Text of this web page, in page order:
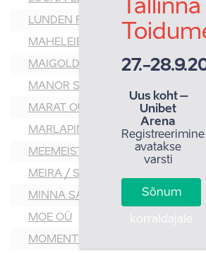
LUNDEN FOOD OÜ
MAHELEIB OÜ
MAIGOLD GRUPP OÜ
MANOR SPIRITS OÜ
MARAT OÜ
MARLAPINI
MEEMEISTRID OÜ
MEIRA / SEGAFREDO BALTICS
MINNA SAHVER OÜ
MOE OÜ
MOMENTIN EESTI OÜ
Tallinna
27.-
Uus koht –
Unibet
Arena
Registreerimine
avatakse
varsti
Sõnum
korraldajale